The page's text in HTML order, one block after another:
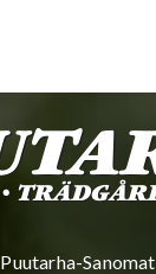
Puutarha-Sanomat